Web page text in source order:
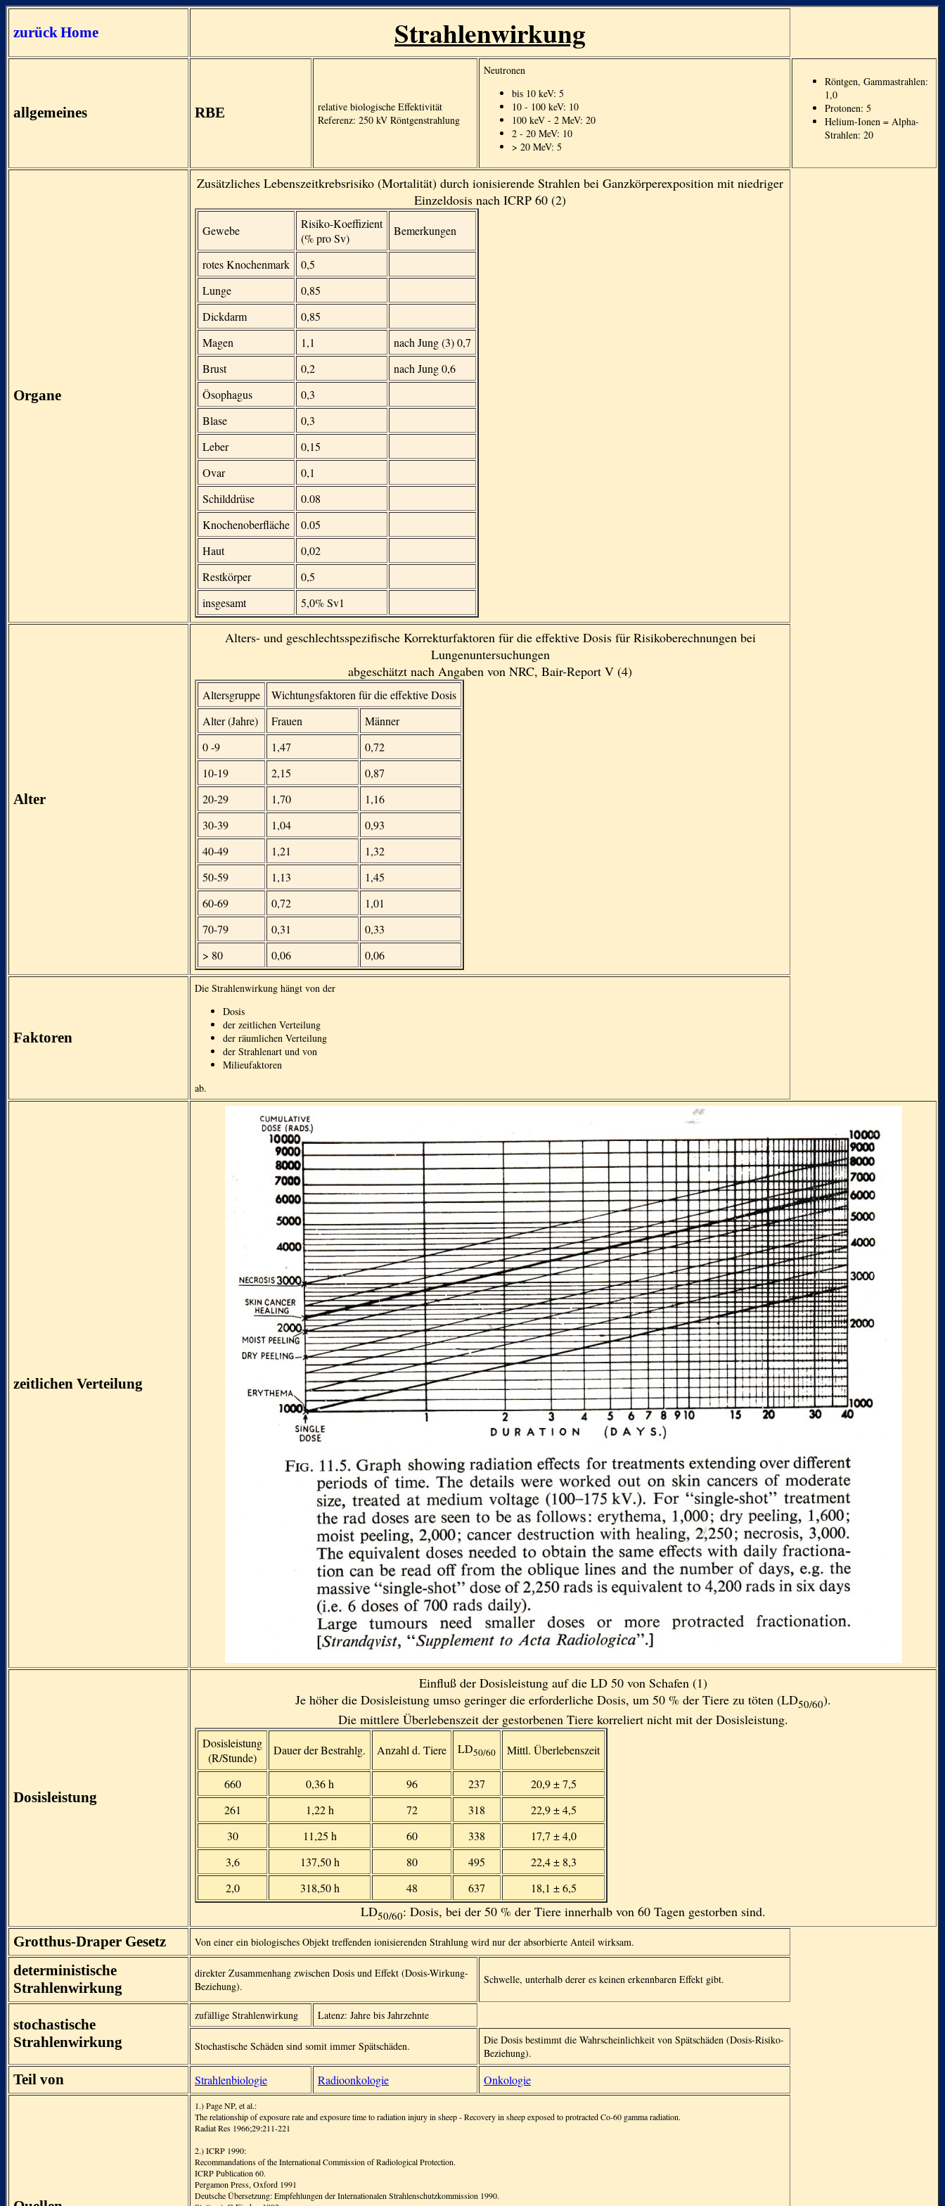
zurückHome Strahlenwirkung
allgemeines RBE
relative biologische Effektivität
Referenz: 250 kV Röntgenstrahlung
Neutronen
bis 10 keV: 5
10 - 100 keV: 10
100 keV - 2 MeV: 20
2 - 20 MeV: 10
> 20 MeV: 5
Röntgen, Gammastrahlen:
1,0
Protonen: 5
Helium-Ionen = Alpha-
Strahlen: 20
Organe
Zusätzliches Lebenszeitkrebsrisiko (Mortalität) durch ionisierende Strahlen bei Ganzkörperexposition mit niedriger
Einzeldosis nach ICRP 60 (2)
Gewebe
Risiko-Koeffizient
(% pro Sv)
Bemerkungen
rotes Knochenmark
0,5
Lunge
0,85
Dickdarm
0,85
Magen
1,1
nach Jung (3) 0,7
Brust
0,2
nach Jung 0,6
Ösophagus
0,3
Blase
0,3
Leber
0,15
Ovar
0,1
Schilddrüse
0.08
Knochenoberfläche
0.05
Haut
0,02
Restkörper
0,5
insgesamt
5,0% Sv1
Alter
Alters- und geschlechtsspezifische Korrekturfaktoren für die effektive Dosis für Risikoberechnungen bei
Lungenuntersuchungen
abgeschätzt nach Angaben von NRC, Bair-Report V (4)
Altersgruppe
Wichtungsfaktoren für die effektive Dosis
Alter (Jahre)
Frauen
Männer
0 -9
1,47
0,72
10-19
2,15
0,87
20-29
1,70
1,16
30-39
1,04
0,93
40-49
1,21
1,32
50-59
1,13
1,45
60-69
0,72
1,01
70-79
0,31
0,33
> 80
0,06 0,06
Faktoren
Die Strahlenwirkung hängt von der
Dosis
der zeitlichen Verteilung
der räumlichen Verteilung
der Strahlenart und von
Milieufaktoren
ab.
zeitlichen Verteilung
Dosisleistung
Einfluß der Dosisleistung auf die LD 50 von Schafen (1)
Je höher die Dosisleistung umso geringer die erforderliche Dosis, um 50 % der Tiere zu töten (LD50/60).
Die mittlere Überlebenszeit der gestorbenen Tiere korreliert nicht mit der Dosisleistung.
Dosisleistung
(R/Stunde)
Dauer der Bestrahlg. Anzahl d. Tiere LD50/60 Mittl. Überlebenszeit
660 0,36 h 96 237
20,9 ± 7,5
261
1,22 h 72 318
22,9 ± 4,5
30
11,25 h 60 338
17,7 ± 4,0
3,6
137,50 h 80 495
22,4 ± 8,3
2,0
318,50 h 48 637 18,1 ± 6,5
LD50/60: Dosis, bei der 50 % der Tiere innerhalb von 60 Tagen gestorben sind.
Grotthus-Draper Gesetz
Von einer ein biologisches Objekt treffenden ionisierenden Strahlung wird nur der absorbierte Anteil wirksam.
deterministische
Strahlenwirkung
direkter Zusammenhang zwischen Dosis und Effekt (Dosis-Wirkung-
Beziehung).
Schwelle, unterhalb derer es keinen erkennbaren Effekt gibt.
stochastische
Strahlenwirkung
zufällige Strahlenwirkung Latenz: Jahre bis Jahrzehnte
Stochastische Schäden sind somit immer Spätschäden.
Die Dosis bestimmt die Wahrscheinlichkeit von Spätschäden (Dosis-Risiko-
Beziehung).
Teil von Strahlenbiologie Radioonkologie Onkologie
1.) Page NP, et al.:
The relationship of exposure rate and exposure time to radiation injury in sheep - Recovery in sheep exposed to protracted Co-60 gamma radiation.
Radiat Res 1966;29:211-221
2.) ICRP 1990:
Recommandations of the International Commission of Radiological Protection.
ICRP Publication 60.
Pergamon Press, Oxford 1991
Deutsche Übersetzung: Empfehlungen der Internationalen Strahlenschutzkommission 1990.